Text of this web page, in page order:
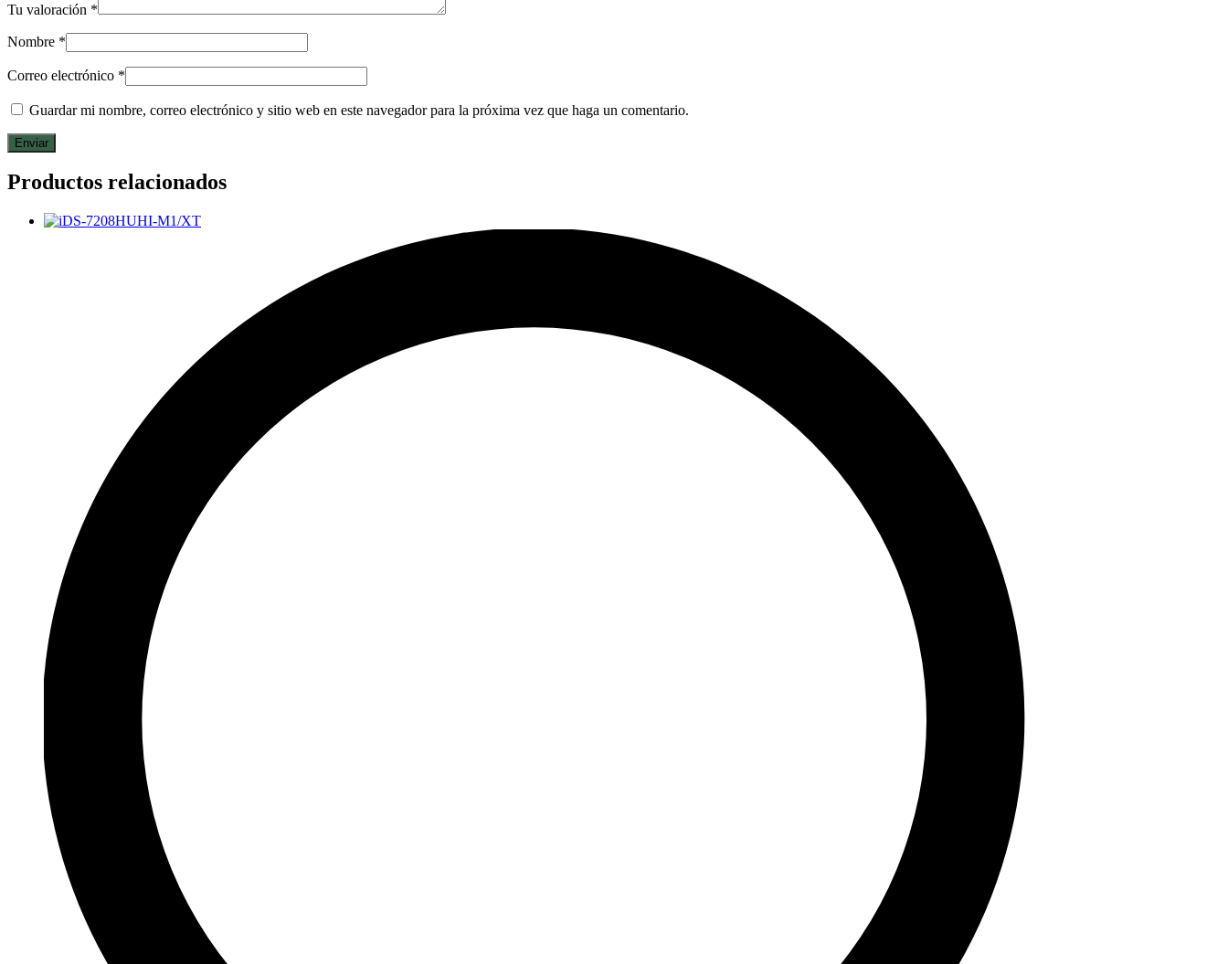
Tu valoración *
Nombre *
Correo electrónico *
Guardar mi nombre, correo electrónico y sitio web en este navegador para la próxima vez que haga un comentario.
Productos relacionados